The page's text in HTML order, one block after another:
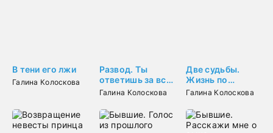
В тени его лжи
Галина Колоскова
Развод. Ты
ответишь за всё,
генерал
Галина Колоскова
Две судьбы.
Жизнь по
обмену
Галина Колоскова